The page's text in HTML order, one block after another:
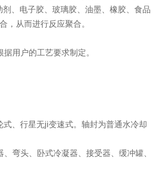
、电子胶、玻璃胶、油墨、橡胶、食品
，从而进行反应聚合。
用户的工艺要求制定。
、行星无ji变速式。轴封为普通水冷却
弯头、卧式冷凝器、接受器、缓冲罐、